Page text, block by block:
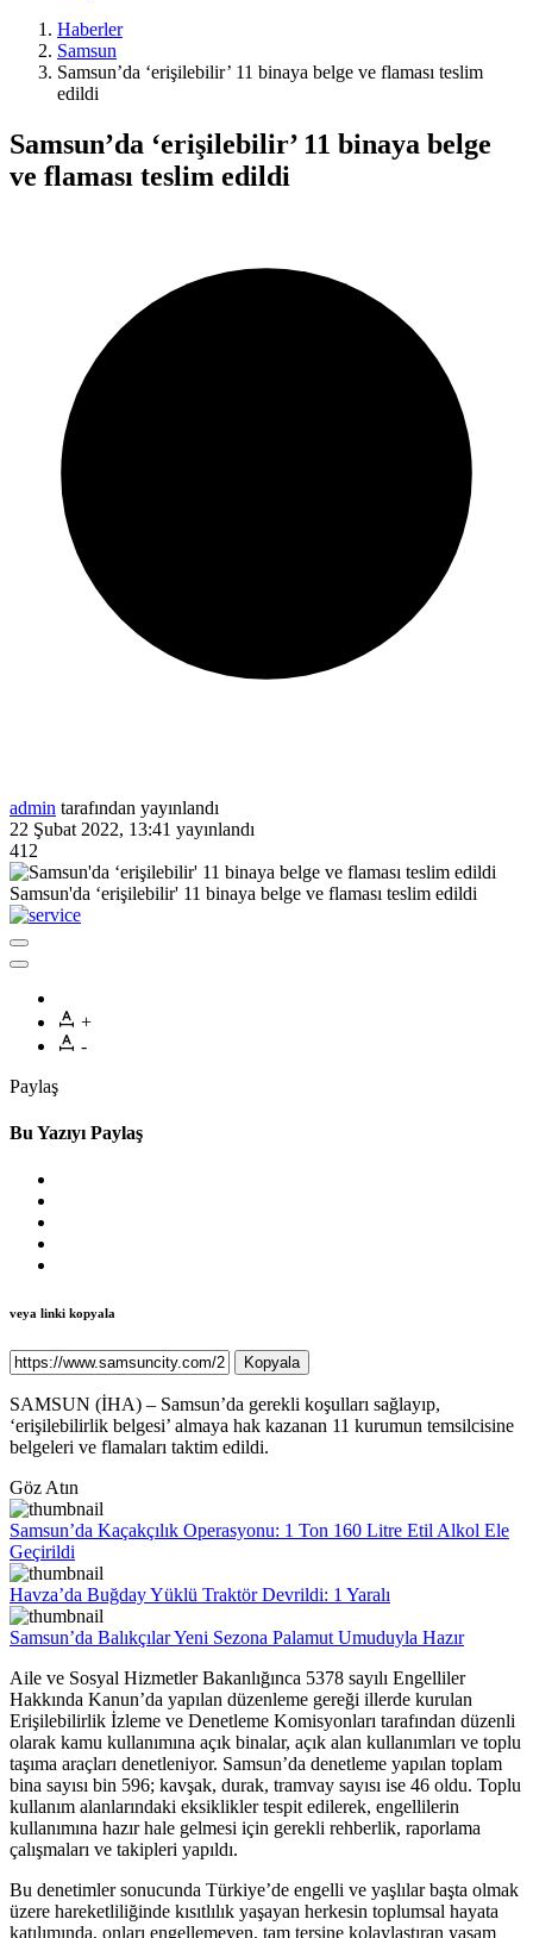
Haberler
Samsun
Samsun’da ‘erişilebilir’ 11 binaya belge ve flaması teslim
edildi
Samsun’da ‘erişilebilir’ 11 binaya belge
ve flaması teslim edildi
admin tarafından yayınlandı
22 Şubat 2022, 13:41 yayınlandı
412
Samsun'da ‘erişilebilir' 11 binaya belge ve flaması teslim edildi
+
-
Paylaş
Bu Yazıyı Paylaş
veya linki kopyala
Kopyala
SAMSUN (İHA) – Samsun’da gerekli koşulları sağlayıp,
‘erişilebilirlik belgesi’ almaya hak kazanan 11 kurumun temsilcisine
belgeleri ve flamaları taktim edildi.
Göz Atın
Samsun’da Kaçakçılık Operasyonu: 1 Ton 160 Litre Etil Alkol Ele
Geçirildi
Havza’da Buğday Yüklü Traktör Devrildi: 1 Yaralı
Samsun’da Balıkçılar Yeni Sezona Palamut Umuduyla Hazır
Aile ve Sosyal Hizmetler Bakanlığınca 5378 sayılı Engelliler
Hakkında Kanun’da yapılan düzenleme gereği illerde kurulan
Erişilebilirlik İzleme ve Denetleme Komisyonları tarafından düzenli
olarak kamu kullanımına açık binalar, açık alan kullanımları ve toplu
taşıma araçları denetleniyor. Samsun’da denetleme yapılan toplam
bina sayısı bin 596; kavşak, durak, tramvay sayısı ise 46 oldu. Toplu
kullanım alanlarındaki eksiklikler tespit edilerek, engellilerin
kullanımına hazır hale gelmesi için gerekli rehberlik, raporlama
çalışmaları ve takipleri yapıldı.
Bu denetimler sonucunda Türkiye’de engelli ve yaşlılar başta olmak
üzere hareketliliğinde kısıtlılık yaşayan herkesin toplumsal hayata
katılımında, onları engellemeyen, tam tersine kolaylaştıran yaşam